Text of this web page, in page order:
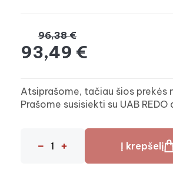
96,38 €
93,49 €
Atsiprašome, tačiau šios prekės
Prašome susisiekti su UAB
Į krepšelį